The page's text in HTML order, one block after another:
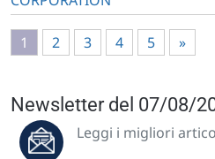
1 2 3 4 5 »
Newsletter del 07/08/
Leggi i migliori